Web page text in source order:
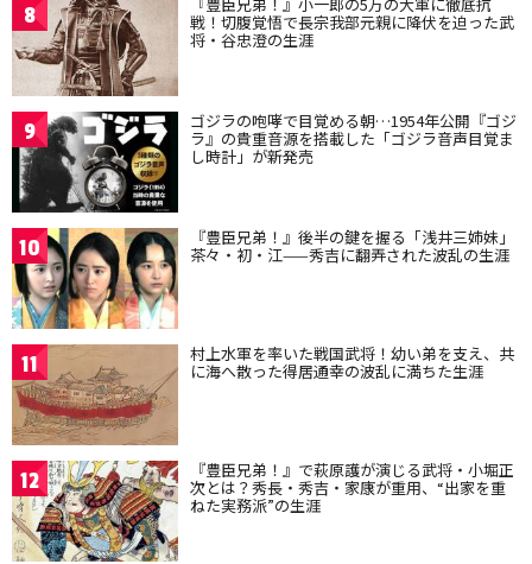
8 戦！切腹覚悟で長宗我部元親に降伏を迫った武
将・谷忠澄の生涯
9 ゴジラの咆哮で目覚める朝…1954年公開『ゴジ
ラ』の貴重音源を搭載した「ゴジラ音声目覚ま
し時計」が新発売
10 『豊臣兄弟！』後半の鍵を握る「浅井三姉妹」
茶々・初・江——秀吉に翻弄された波乱の生涯
11 村上水軍を率いた戦国武将！幼い弟を支え、共
に海へ散った得居通幸の波乱に満ちた生涯
12 『豊臣兄弟！』で萩原護が演じる武将・小堀正
次とは？秀長・秀吉・家康が重用、“出家を重
ねた実務派”の生涯